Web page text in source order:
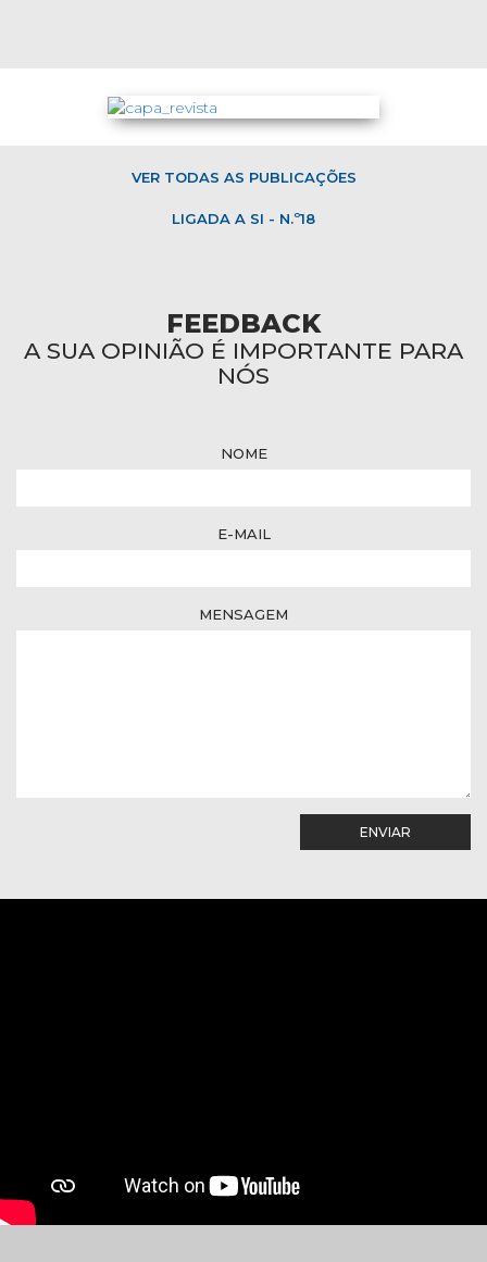
VER TODAS AS PUBLICAÇÕES
LIGADA A SI - N.º18
FEEDBACK
A SUA OPINIÃO É IMPORTANTE PARA
NÓS
NOME
E-MAIL
MENSAGEM
ENVIAR